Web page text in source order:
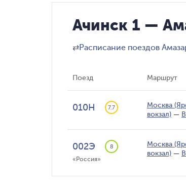
Ачинск 1 —
⇄Расписание поездов
Поезд Маршрут
010Н 7.7
Москва
вокзал) —
002Э 8
«Россия»
Москва
вокзал) —